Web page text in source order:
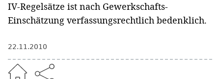
IV-Regelsätze ist nach Gewerkschafts-
Einschätzung verfassungsrechtlich bedenklich.
22.11.2010